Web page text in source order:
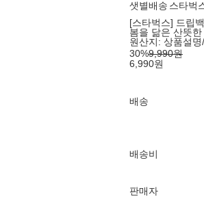
샛별배송 스타벅
[스타벅스] 드립
봄을 닮은 산뜻한
원산지: 상품설
30%9,990원
6,990원
배송
배송비
판매자